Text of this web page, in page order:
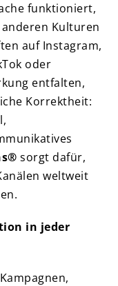
funktioniert,
Kulturen
auf Instagram,
oder
entfalten,
Korrektheit:
sorgt dafür,
weltweit
in jeder